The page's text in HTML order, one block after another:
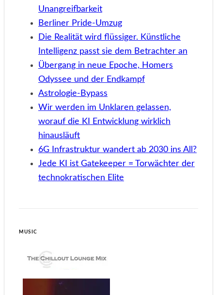
Unangreifbarkeit
Berliner Pride-Umzug
Die Realität wird flüssiger. Künstliche
Intelligenz passt sie dem Betrachter an
Übergang in neue Epoche, Homers
Odyssee und der Endkampf
Astrologie-Bypass
Wir werden im Unklaren gelassen,
worauf die KI Entwicklung wirklich
hinausläuft
6G Infrastruktur wandert ab 2030 ins All?
Jede KI ist Gatekeeper = Torwächter der
technokratischen Elite
MUSIC